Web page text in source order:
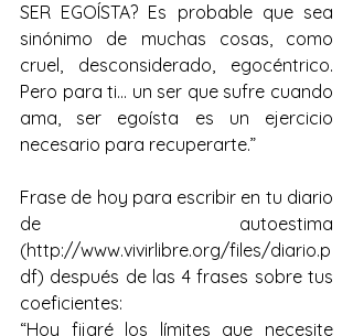
SER EGOÍSTA? Es probable que sea
sinónimo de muchas cosas, como
cruel, desconsiderado, egocéntrico.
Pero para ti… un ser que sufre cuando
ama, ser egoísta es un ejercicio
necesario para recuperarte.”
Frase de hoy para escribir en tu diario
de autoestima
(http://www.vivirlibre.org/files/diario.p
df) después de las 4 frases sobre tus
coeficientes:
“Hoy fijaré los límites que necesite